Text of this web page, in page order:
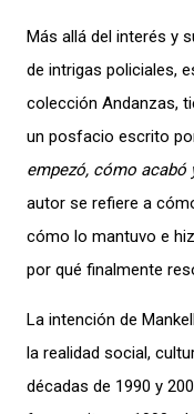
Más allá del interés y
de intrigas policiales,
colección Andanzas,
un posfacio escrito
empezó, cómo
autor se refiere a
cómo lo mantuvo e
por qué finalmente
La intención de
la realidad social,
décadas de 1990 y